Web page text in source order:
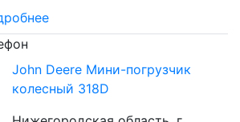
John Deere Мини-погрузчик
колесный 318D